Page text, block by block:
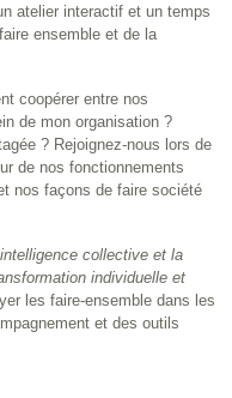
atelier interactif et un temps
ensemble et de la
coopérer entre nos
de mon organisation ?
? Rejoignez-nous lors de
de nos fonctionnements
nos façons de faire société
collective et la
individuelle et
les faire-ensemble dans les
et des outils